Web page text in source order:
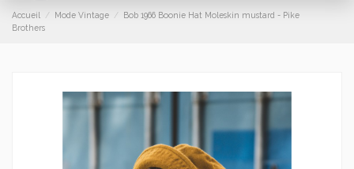
Accueil Mode Vintage
Bob 1966 Boonie Hat Moleskin mustard - Pike
Brothers